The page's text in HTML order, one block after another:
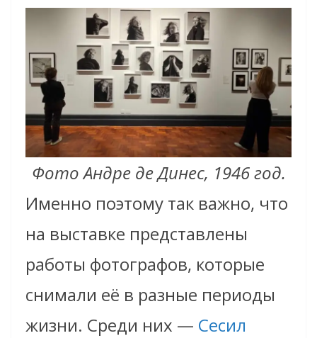
Фото Андре де Динес, 1946 год.
Именно поэтому так важно, что
на выставке представлены
работы фотографов, которые
снимали её в разные периоды
жизни. Среди них — Сесил